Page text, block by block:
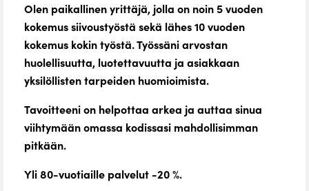
Olen paikallinen yrittäjä, jolla on noin 5 vuoden
kokemus siivoustyöstä sekä lähes 10 vuoden
kokemus kokin työstä. Työssäni arvostan
huolellisuutta, luotettavuutta ja asiakkaan
yksilöllisten tarpeiden huomioimista.
Tavoitteeni on helpottaa arkea ja auttaa sinua
viihtymään omassa kodissasi mahdollisimman
pitkään.
Yli 80-vuotiaille palvelut -20 %.